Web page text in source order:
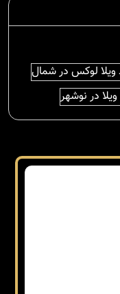
ویلا لوکس در شمال
در نوشهر